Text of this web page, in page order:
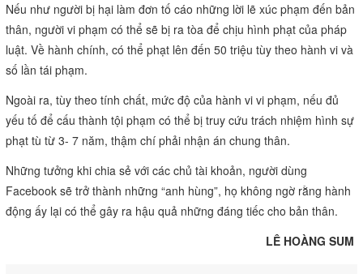
Nếu như người bị hại làm đơn tố cáo những lời lẽ xúc phạm đến bản
thân, người vi phạm có thể sẽ bị ra tòa để chịu hình phạt của pháp
luật. Về hành chính, có thể phạt lên đến 50 triệu tùy theo hành vi và
số lần tái phạm.
Ngoài ra, tùy theo tính chất, mức độ của hành vi vi phạm, nếu đủ
yếu tố để cấu thành tội phạm có thể bị truy cứu trách nhiệm hình sự
phạt tù từ 3- 7 năm, thậm chí phải nhận án chung thân.
Những tưởng khi chia sẻ với các chủ tài khoản, người dùng
Facebook sẽ trở thành những “anh hùng”, họ không ngờ rằng hành
động ấy lại có thể gây ra hậu quả những đáng tiếc cho bản thân.
LÊ HOÀNG SUM